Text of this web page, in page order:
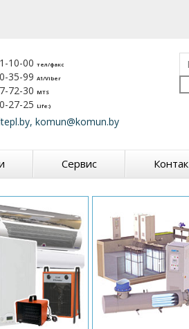
10-00 тел/факс
35-99 A1/Viber
72-30 MTS
27-25 Life:)
komun@komun.by
Сервис